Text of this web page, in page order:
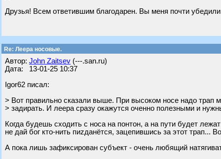
Друзья! Всем ответившим благодарен. Вы меня почти
Re: Леера носовые.
Автор: John Zaitsev (---.san.ru)
Дата: 13-01-25 10:37
Igor62 писал:
> Вот правильно сказали выше. При высоком носе надо трап
> задирать. И леера сразу окажутся оченно полезными и
Когда будешь сходить с носа на понтон, а на пути будет
не дай бог кто-нить пиzданётся, зацепившись за этот трап...
А пока лишь зафиксирован субъект - очень любящий